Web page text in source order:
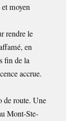
moyen
rendre le
en
fin de la
accrue.
de route. Une
Mont-Ste-